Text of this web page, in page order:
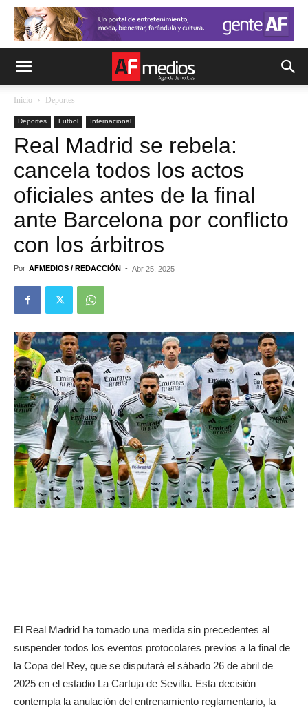
Inicio Deportes
Deportes Futbol Internacional
Real Madrid se rebela:
cancela todos los actos
oficiales antes de la final
ante Barcelona por conflicto
con los árbitros
Por AFMEDIOS / REDACCIÓN - Abr 25, 2025
El Real Madrid ha tomado una medida sin precedentes al
suspender todos los eventos protocolares previos a la final de
la Copa del Rey, que se disputará el sábado 26 de abril de
2025 en el estadio La Cartuja de Sevilla. Esta decisión
contempla la anulación del entrenamiento reglamentario, la